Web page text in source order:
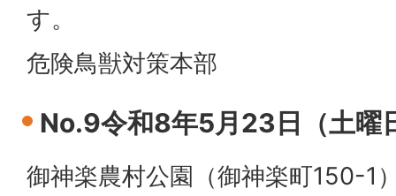
す。
危険鳥獣対策本部
No.9令和8年5月23日（土曜
御神楽農村公園（御神楽町150-1